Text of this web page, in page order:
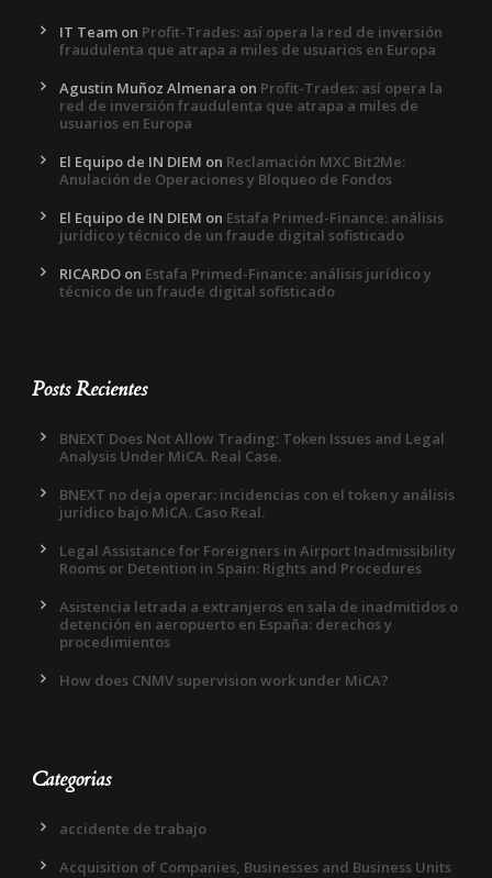
IT Team on Profit-Trades: así opera la red de inversión
fraudulenta que atrapa a miles de usuarios en Europa
Agustin Muñoz Almenara on Profit-Trades: así opera la
red de inversión fraudulenta que atrapa a miles de
usuarios en Europa
El Equipo de IN DIEM on Reclamación MXC Bit2Me:
Anulación de Operaciones y Bloqueo de Fondos
El Equipo de IN DIEM on Estafa Primed-Finance: análisis
jurídico y técnico de un fraude digital sofisticado
RICARDO on Estafa Primed-Finance: análisis jurídico y
técnico de un fraude digital sofisticado
Posts Recientes
BNEXT Does Not Allow Trading: Token Issues and Legal
Analysis Under MiCA. Real Case.
BNEXT no deja operar: incidencias con el token y análisis
jurídico bajo MiCA. Caso Real.
Legal Assistance for Foreigners in Airport Inadmissibility
Rooms or Detention in Spain: Rights and Procedures
Asistencia letrada a extranjeros en sala de inadmitidos o
detención en aeropuerto en España: derechos y
procedimientos
How does CNMV supervision work under MiCA?
Categorias
accidente de trabajo
Acquisition of Companies, Businesses and Business Units